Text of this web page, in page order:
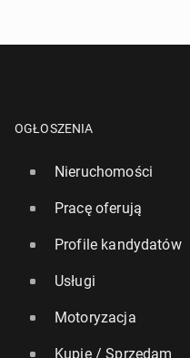
OGŁOSZENIA
Nieruchomości
Pracę oferują
Profile kandydatów
Usługi
Motoryzacja
Kupię / Sprzedam